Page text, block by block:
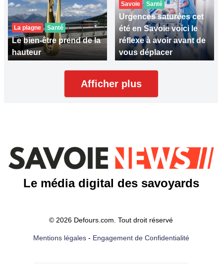
La plagne Santé
Le bien-être prend de la
hauteur
Savoie Santé
Urgences saturées cet
été en Savoie voici le
réflexe à avoir avant de
vous déplacer
Afficher plus
Le média digital des savoyards
© 2026 Defours.com. Tout droit réservé
Mentions légales- Engagement de Confidentialité